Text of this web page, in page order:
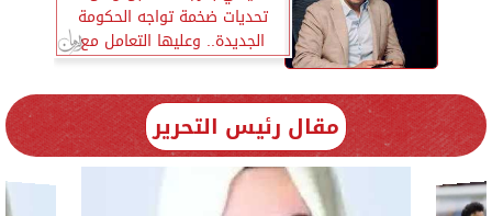
تحديات ضخمة تواجه الحكومة
الجديدة.. وعليها التعامل مع
بعض الملفات بشكل سريع
مقال رئيس التحرير